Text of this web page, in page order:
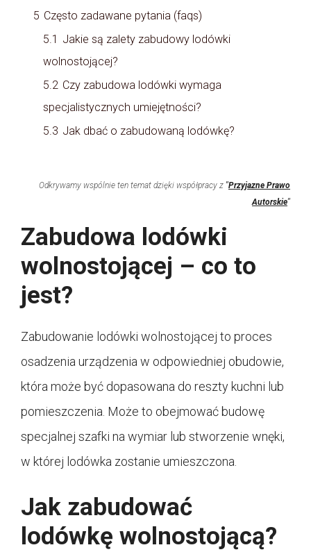
5 Często zadawane pytania (faqs)
5.1 Jakie są zalety zabudowy lodówki
wolnostojącej?
5.2 Czy zabudowa lodówki wymaga
specjalistycznych umiejętności?
5.3 Jak dbać o zabudowaną lodówkę?
Odkrywamy wspólnie ten temat dzięki współpracy z "Przyjazne Prawo
Autorskie"
Zabudowa lodówki
wolnostojącej – co to
jest?
Zabudowanie lodówki wolnostojącej to proces
osadzenia urządzenia w odpowiedniej obudowie,
która może być dopasowana do reszty kuchni lub
pomieszczenia. Może to obejmować budowę
specjalnej szafki na wymiar lub stworzenie wnęki,
w której lodówka zostanie umieszczona.
Jak zabudować
lodówkę wolnostojącą?